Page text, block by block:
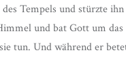
Tempels und stürzte
und bat Gott um
tun. Und während er